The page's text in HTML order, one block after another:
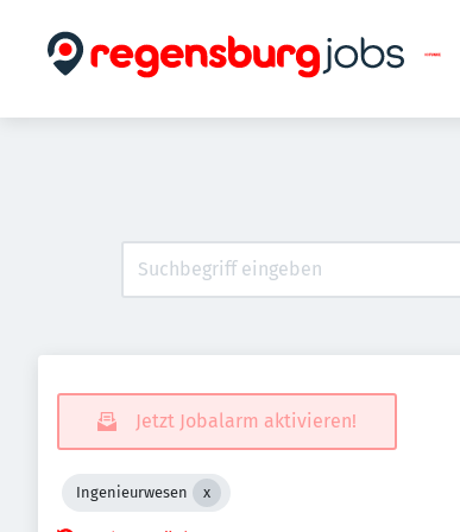
Jetzt Jobalarm aktivieren!
Ingenieurwesen